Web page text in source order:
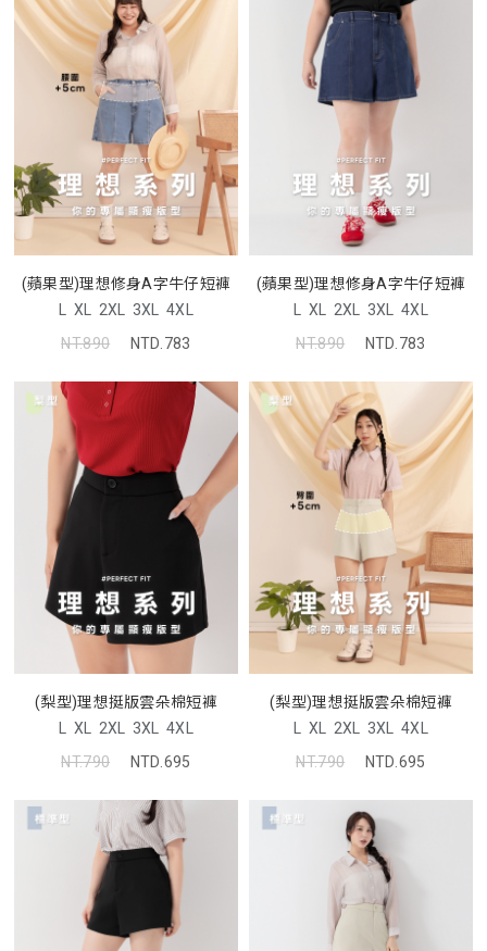
(蘋果型)理想修身A字牛仔短褲
L XL 2XL 3XL 4XL
NT.890
NTD.783
(蘋果型)理想修身A字牛仔短褲
L XL 2XL 3XL 4XL
NT.890
NTD.783
(梨型)理想挺版雲朵棉短褲
L XL 2XL 3XL 4XL
NT.790
NTD.695
(梨型)理想挺版雲朵棉短褲
L XL 2XL 3XL 4XL
NT.790
NTD.695